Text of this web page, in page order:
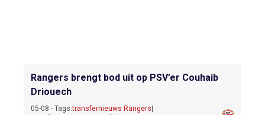
Rangers brengt bod uit op PSV’er Couhaib
Driouech
05-08 - Tags:transfernieuws Rangers